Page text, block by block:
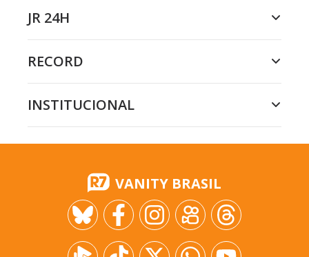
JR 24H
RECORD
INSTITUCIONAL
VANITY BRASIL